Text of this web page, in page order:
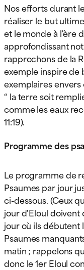
Nos efforts durant
réaliser le but
et le monde à l'ère
approfondissant
rapprochons de la
exemple inspire de
exemplaires
“ la terre soit
comme les eaux
11:19).
Programme des
Le programme de
Psaumes par jour
ci-dessous. (Ceux
jour d'Eloul doivent
jour où ils
Psaumes
matin ; rappelons
donc le 1er Eloul